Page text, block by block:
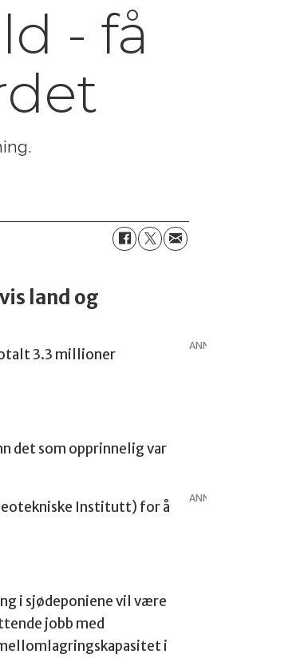
- få
land og
ANNONSE
3.3 millioner
det som opprinnelig var
ANNONSE
Institutt) for å
i sjødeponiene vil være
jobb med
i